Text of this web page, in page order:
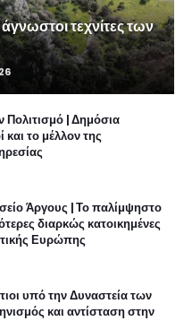
τεχνίτες των
Πολιτισμό | Δημόσια
και το μέλλον της
Άργους | Το παλίμψηστο
διαρκώς κατοικημένες
Ευρώπης
υπό την Δυναστεία των
και αντίσταση στην